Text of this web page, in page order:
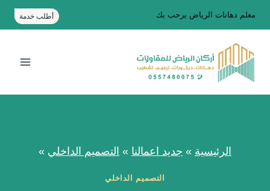
التجاوز
إلى
المحتوى
معلم دهانات الرياض يرحب بك أطلب خدمة
الرئيسية » جديد اعمالنا » التصميم الداخلي »
التصميم الداخلي